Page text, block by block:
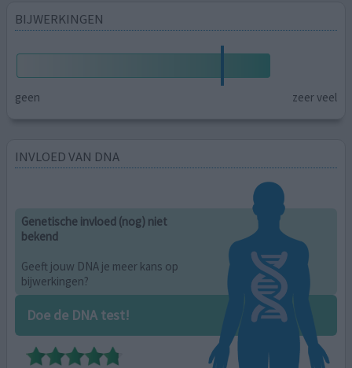
BIJWERKINGEN
geen zeer veel
INVLOED VAN DNA
Genetische invloed (nog) niet
bekend
Geeft jouw DNA je meer kans op
bijwerkingen?
Doe de DNA test!